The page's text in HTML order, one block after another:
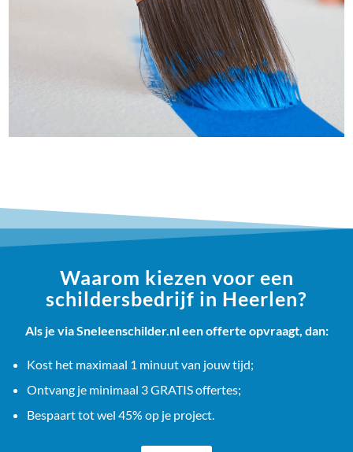
Waarom kiezen voor een
schildersbedrijf in Heerlen?
Als je via Sneleenschilder.nl een offerte opvraagt, dan:
Kost het maximaal 1 minuut van jouw tijd;
Ontvang je minimaal 3 GRATIS offertes;
Bespaart tot wel 45% op je project.